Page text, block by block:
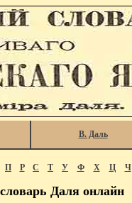
В. Даль
П Р С Т У Ф Х Ц Ч
Даля онлайн